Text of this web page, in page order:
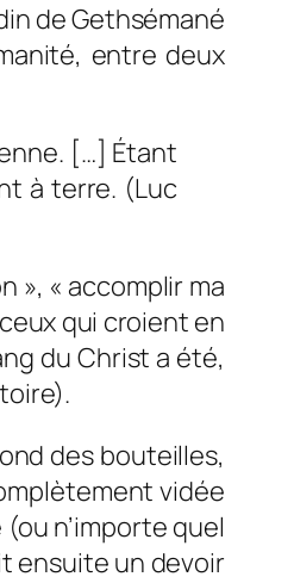
de Gethsémané
entre deux
[…] Étant
à terre. (Luc
», « accomplir ma
qui croient en
du Christ a été,
des bouteilles,
vidée
n’importe quel
ensuite un devoir